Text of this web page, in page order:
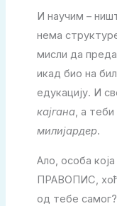
И научим –
нема
мисли да
икад био на
едукацију. И
кајгана, а
милијардер.
Ало, особа
ПРАВОПИС,
од тебе самог?